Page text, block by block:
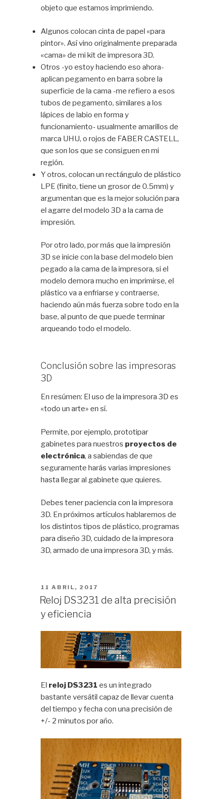
objeto que estamos imprimiendo.
Algunos colocan cinta de papel «para
pintor». Así vino originalmente preparada
«cama» de mi kit de impresora 3D.
Otros -yo estoy haciendo eso ahora-
aplican pegamento en barra sobre la
superficie de la cama -me refiero a esos
tubos de pegamento, similares a los
lápices de labio en forma y
funcionamiento- usualmente amarillos de
marca UHU, o rojos de FABER CASTELL,
que son los que se consiguen en mi
región.
Y otros, colocan un rectángulo de plástico
LPE (finito, tiene un grosor de 0.5mm) y
argumentan que es la mejor solución para
el agarre del modelo 3D a la cama de
impresión.
Por otro lado, por más que la impresión
3D se inicie con la base del modelo bien
pegado a la cama de la impresora, si el
modelo demora mucho en imprimirse, el
plástico va a enfriarse y contraerse,
haciendo aún más fuerza sobre todo en la
base, al punto de que puede terminar
arqueando todo el modelo.
Conclusión sobre las impresoras
3D
En resúmen: El uso de la impresora 3D es
«todo un arte» en sí.
Permite, por ejemplo, prototipar
gabinetes para nuestros proyectos de
electrónica, a sabiendas de que
seguramente harás varias impresiones
hasta llegar al gabinete que quieres.
Debes tener paciencia con la impresora
3D. En próximos artículos hablaremos de
los distintos tipos de plástico, programas
para diseño 3D, cuidado de la impresora
3D, armado de una impresora 3D, y más.
PUBLICADO
EL
11 ABRIL, 2017
Reloj DS3231 de alta precisión
y eficiencia
El reloj DS3231 es un integrado
bastante versátil capaz de llevar cuenta
del tiempo y fecha con una precisión de
+/- 2 minutos por año.